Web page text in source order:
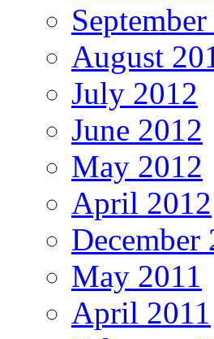
August
July 2012
June 2012
May 2012
April 2012
December
May 2011
April 2011